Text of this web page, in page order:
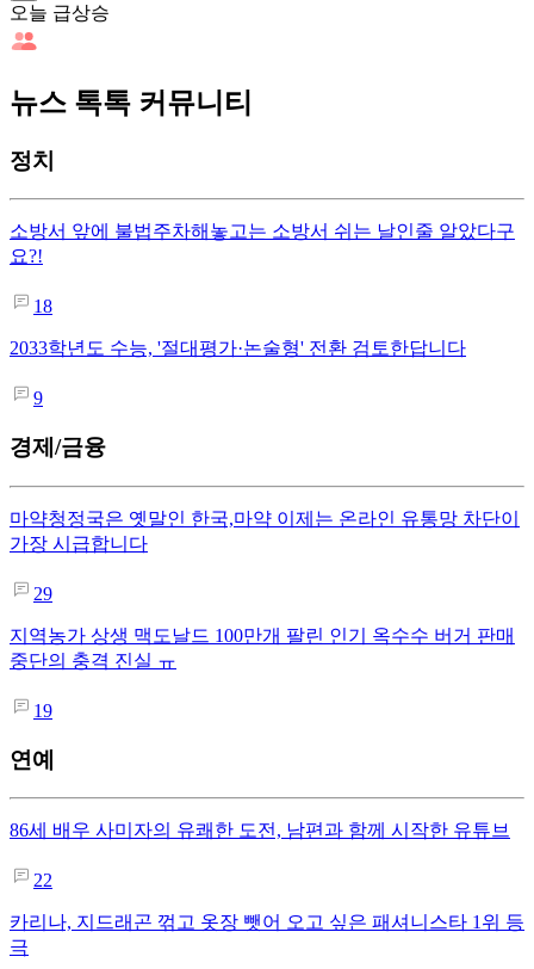
오늘 급상승
뉴스 톡톡 커뮤니티
정치
소방서 앞에 불법주차해놓고는 소방서 쉬는 날인줄 알았다구
요?!
18
2033학년도 수능, '절대평가·논술형' 전환 검토한답니다
9
경제/금융
마약청정국은 옛말인 한국,마약 이제는 온라인 유통망 차단이
가장 시급합니다
29
지역농가 상생 맥도날드 100만개 팔린 인기 옥수수 버거 판매
중단의 충격 진실 ㅠ
19
연예
86세 배우 사미자의 유쾌한 도전, 남편과 함께 시작한 유튜브
22
카리나, 지드래곤 꺾고 옷장 뺏어 오고 싶은 패셔니스타 1위 등
극